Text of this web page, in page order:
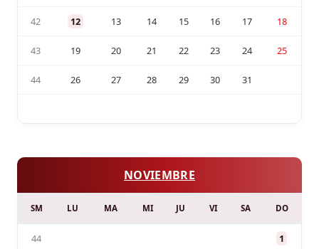
42 12 13 14 15 16 17 18
43 19 20 21 22 23 24 25
44 26 27 28 29 30 31
NOVIEMBRE
SM LU MA MI JU VI SA DO
44 1